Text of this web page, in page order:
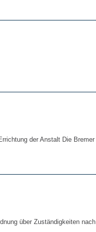
der Anstalt Die Bremer
über Zuständigkeiten nach